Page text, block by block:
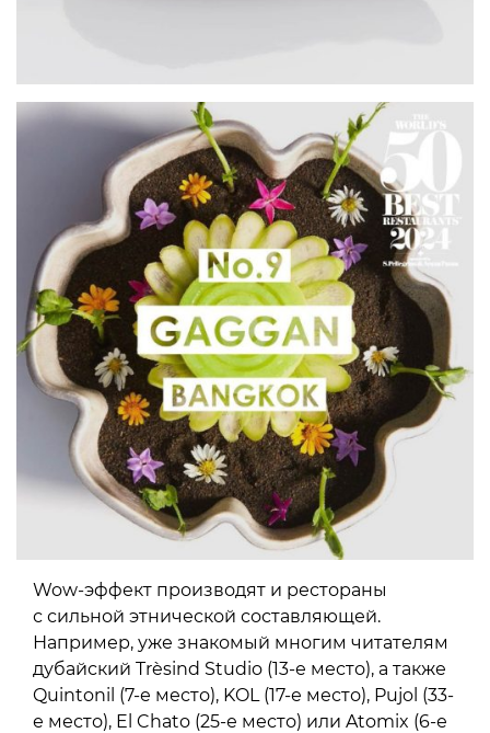
Wow-эффект производят и рестораны
с сильной этнической составляющей.
Например, уже знакомый многим читателям
дубайский Trèsind Studio (13-е место), а также
Quintonil (7-е место), KOL (17-е место), Pujol (33-
е место), El Chato (25-е место) или Atomix (6-е